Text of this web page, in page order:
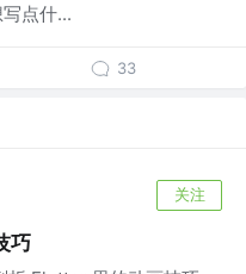
点什...
33
关注
巧